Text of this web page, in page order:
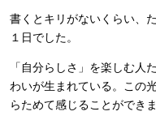
書くとキリがないくらい、
１日でした。
「自分らしさ」を楽しむ人
わいが生まれている。この
らためて感じることができま